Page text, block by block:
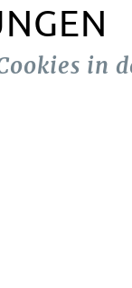
in